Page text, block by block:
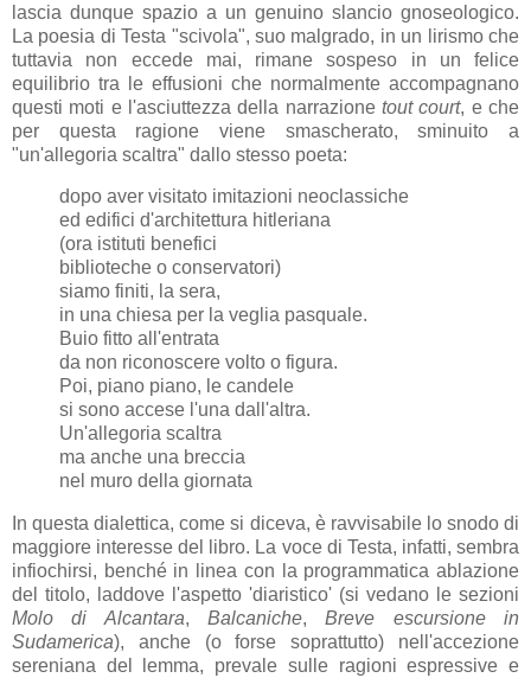
lascia dunque spazio a un genuino slancio gnoseologico.
La poesia di Testa "scivola", suo malgrado, in un lirismo che
tuttavia non eccede mai, rimane sospeso in un felice
equilibrio tra le effusioni che normalmente accompagnano
questi moti e l'asciuttezza della narrazione tout court, e che
per questa ragione viene smascherato, sminuito a
"un'allegoria scaltra" dallo stesso poeta:
dopo aver visitato imitazioni neoclassiche
ed edifici d'architettura hitleriana
(ora istituti benefici
biblioteche o conservatori)
siamo finiti, la sera,
in una chiesa per la veglia pasquale.
Buio fitto all'entrata
da non riconoscere volto o figura.
Poi, piano piano, le candele
si sono accese l'una dall'altra.
Un'allegoria scaltra
ma anche una breccia
nel muro della giornata
In questa dialettica, come si diceva, è ravvisabile lo snodo di
maggiore interesse del libro. La voce di Testa, infatti, sembra
infiochirsi, benché in linea con la programmatica ablazione
del titolo, laddove l'aspetto 'diaristico' (si vedano le sezioni
Molo di Alcantara,Balcaniche, Breve escursione in
Sudamerica), anche (o forse soprattutto) nell'accezione
sereniana del lemma, prevale sulle ragioni espressive e